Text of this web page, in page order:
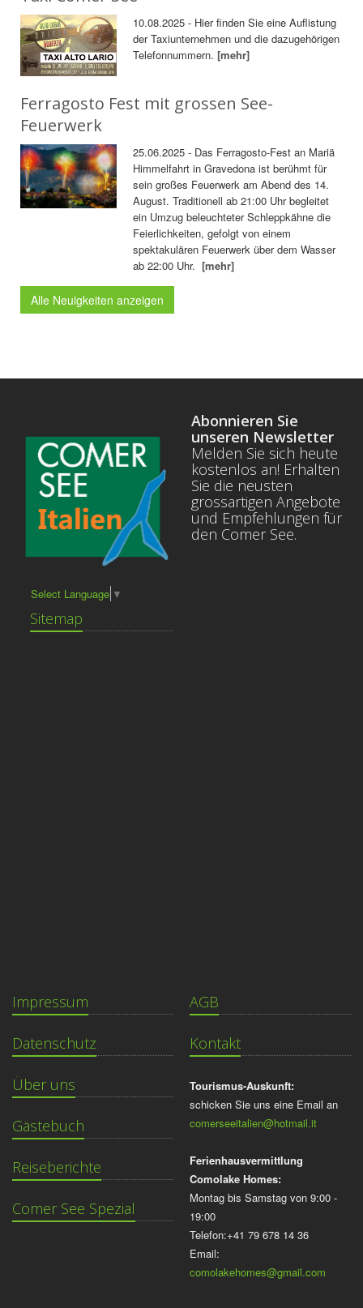
10.08.2025 - Hier finden Sie eine Auflistung
der Taxiunternehmen und die dazugehörigen
Telefonnummern.[mehr]
Ferragosto Fest mit grossen See-
Feuerwerk
25.06.2025 - Das Ferragosto-Fest an Mariä
Himmelfahrt in Gravedona ist berühmt für
sein großes Feuerwerk am Abend des 14.
August. Traditionell ab 21:00 Uhr begleitet
ein Umzug beleuchteter Schleppkähne die
Feierlichkeiten, gefolgt von einem
spektakulären Feuerwerk über dem Wasser
ab 22:00 Uhr.[mehr]
Alle Neuigkeiten anzeigen
Select Language ▼
Sitemap
Abonnieren Sie
unseren Newsletter
Melden Sie sich heute
kostenlos an! Erhalten
Sie die neusten
grossartigen Angebote
und Empfehlungen für
den Comer See.
Impressum
Datenschutz
Über uns
Gästebuch
Reiseberichte
Comer See Spezial
AGB
Kontakt
Tourismus-Auskunft:
schicken Sie uns eine Email an
comerseeitalien@hotmail.it
Ferienhausvermittlung
Comolake Homes:
Montag bis Samstag von 9:00 -
19:00
Telefon:+41 79 678 14 36
Email:
comolakehomes@gmail.com